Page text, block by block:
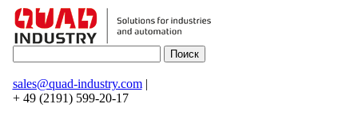
sales@quad-industry.com|
+ 49 (2191) 599-20-17